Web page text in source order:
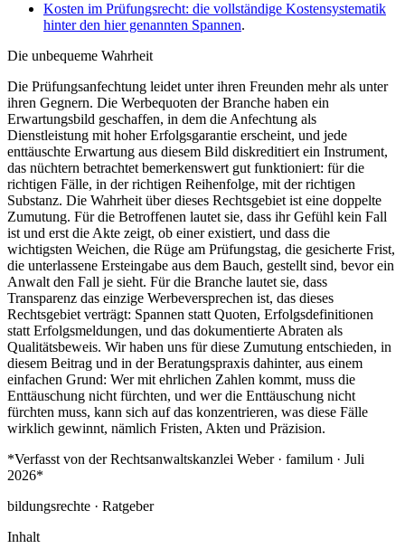
Kosten im Prüfungsrecht: die vollständige Kostensystematik
hinter den hier genannten Spannen.
Die unbequeme Wahrheit
Die Prüfungsanfechtung leidet unter ihren Freunden mehr als unter
ihren Gegnern. Die Werbequoten der Branche haben ein
Erwartungsbild geschaffen, in dem die Anfechtung als
Dienstleistung mit hoher Erfolgsgarantie erscheint, und jede
enttäuschte Erwartung aus diesem Bild diskreditiert ein Instrument,
das nüchtern betrachtet bemerkenswert gut funktioniert: für die
richtigen Fälle, in der richtigen Reihenfolge, mit der richtigen
Substanz. Die Wahrheit über dieses Rechtsgebiet ist eine doppelte
Zumutung. Für die Betroffenen lautet sie, dass ihr Gefühl kein Fall
ist und erst die Akte zeigt, ob einer existiert, und dass die
wichtigsten Weichen, die Rüge am Prüfungstag, die gesicherte Frist,
die unterlassene Ersteingabe aus dem Bauch, gestellt sind, bevor ein
Anwalt den Fall je sieht. Für die Branche lautet sie, dass
Transparenz das einzige Werbeversprechen ist, das dieses
Rechtsgebiet verträgt: Spannen statt Quoten, Erfolgsdefinitionen
statt Erfolgsmeldungen, und das dokumentierte Abraten als
Qualitätsbeweis. Wir haben uns für diese Zumutung entschieden, in
diesem Beitrag und in der Beratungspraxis dahinter, aus einem
einfachen Grund: Wer mit ehrlichen Zahlen kommt, muss die
Enttäuschung nicht fürchten, und wer die Enttäuschung nicht
fürchten muss, kann sich auf das konzentrieren, was diese Fälle
wirklich gewinnt, nämlich Fristen, Akten und Präzision.
*Verfasst von der Rechtsanwaltskanzlei Weber · familum · Juli
2026*
bildungsrechte · Ratgeber
Inhalt